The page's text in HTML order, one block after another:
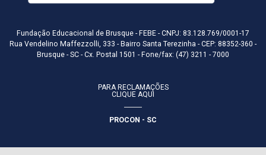
Fundação Educacional de Brusque - FEBE - CNPJ: 83.128.769/0001-17
Rua Vendelino Maffezzolli, 333 - Bairro Santa Terezinha - CEP: 88352-360 -
Brusque - SC - Cx. Postal 1501 - Fone/fax: (47) 3211 - 7000
PARA RECLAMAÇÕES
CLIQUE AQUI
PROCON - SC